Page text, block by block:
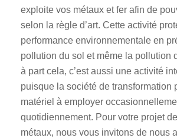
exploite vos métaux et fer afin de
selon la règle d’art. Cette activité
performance environnementale en
pollution du sol et même la pollution
à part cela, c’est aussi une activité
puisque la société de transformation
matériel à employer
quotidiennement. Pour votre projet
métaux, nous vous invitons de nous